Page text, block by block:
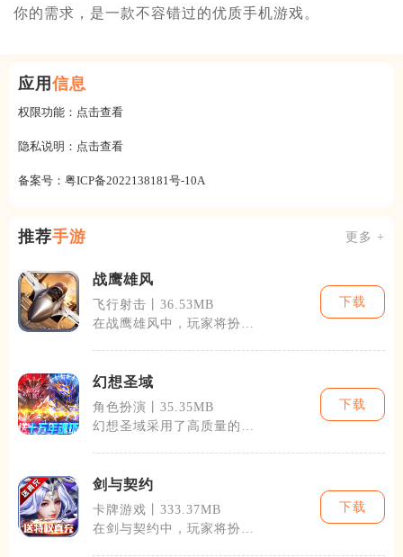
你的需求，是一款不容错过的优质手机游戏。
应用 信息
权限功能： 点击查看
隐私说明： 点击查看
备案号： 粤ICP备2022138181号-10A
推荐手游 更多 +
战鹰雄风
飞行射击丨36.53MB
在战鹰雄风中，玩家将扮演
下载
幻想圣域
角色扮演丨35.35MB
幻想圣域采用了高质量的
下载
剑与契约
卡牌游戏丨333.37MB
在剑与契约中，玩家将扮演
下载